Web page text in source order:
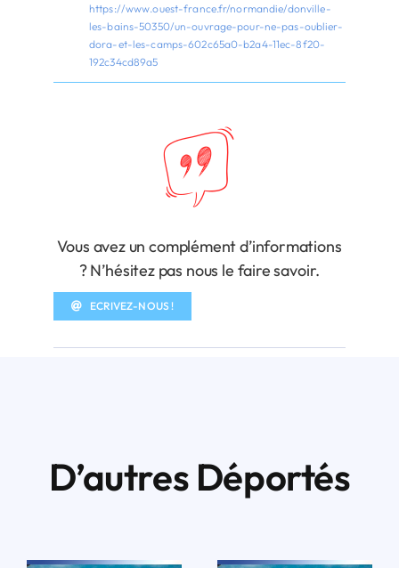
https://www.ouest-france.fr/normandie/donville-
les-bains-50350/un-ouvrage-pour-ne-pas-oublier-
dora-et-les-camps-602c65a0-b2a4-11ec-8f20-
192c34cd89a5
Vous avez un complément d’informations
? N’hésitez pas nous le faire savoir.
ECRIVEZ-NOUS !
D’autres Déportés